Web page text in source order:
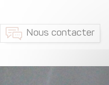
Nous contacter